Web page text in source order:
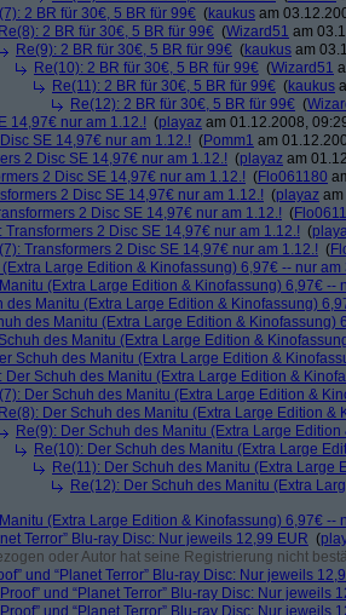
2 BR für 30€, 5 BR für 99€ (kaukus am
Re(8): 2 BR für 30€, 5 BR für 99€ (Wizard51 am
Re(9): 2 BR für 30€, 5 BR für 99€ (kaukus am
Re(10): 2 BR für 30€, 5 BR für 99€ (Wizard51
Re(11): 2 BR für 30€, 5 BR für 99€ (kaukus
Re(12): 2 BR für 30€, 5 BR für 99€ (
14,97€ nur am 1.12.! (playaz am 01.12.2008,
SE 14,97€ nur am 1.12.! (Pomm1 am
2 Disc SE 14,97€ nur am 1.12.! (playaz am
2 Disc SE 14,97€ nur am 1.12.! (Flo061180
2 Disc SE 14,97€ nur am 1.12.! (playaz
2 Disc SE 14,97€ nur am 1.12.! (
Transformers 2 Disc SE 14,97€ nur am 1.12.! (
Transformers 2 Disc SE 14,97€ nur am 1.12.! (
Large Edition & Kinofassung) 6,97€ -- nur am
(Extra Large Edition & Kinofassung) 6,97€ --
des Manitu (Extra Large Edition & Kinofassung)
des Manitu (Extra Large Edition & Kinofassung)
des Manitu (Extra Large Edition &
Schuh des Manitu (Extra Large Edition &
Der Schuh des Manitu (Extra Large Edition &
Der Schuh des Manitu (Extra Large Edition &
Re(8): Der Schuh des Manitu (Extra Large Edition &
Re(9): Der Schuh des Manitu (Extra Large
Re(10): Der Schuh des Manitu (Extra Large
Re(11): Der Schuh des Manitu (Extra Large
Re(12): Der Schuh des Manitu (Extra
(Extra Large Edition & Kinofassung) 6,97€ --
Terror” Blu-ray Disc: Nur jeweils 12,99 EUR (
oder Autor hat seine Registrierung nicht
und “Planet Terror” Blu-ray Disc: Nur jeweils
und “Planet Terror” Blu-ray Disc: Nur jeweils
und “Planet Terror” Blu-ray Disc: Nur jeweils